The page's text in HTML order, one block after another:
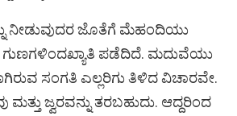
ನೀಡುವುದರ ಜೊತೆಗೆ ಮೆಹಂದಿಯು
ಗುಣಗಳಿಂದಖ್ಯಾತಿ ಪಡೆದಿದೆ. ಮದುವೆಯು
ಸಂಗತಿ ಎಲ್ಲರಿಗು ತಿಳಿದ ವಿಚಾರವೇ.
ಜ್ವರವನ್ನು ತರಬಹುದು. ಆದ್ದರಿಂದ